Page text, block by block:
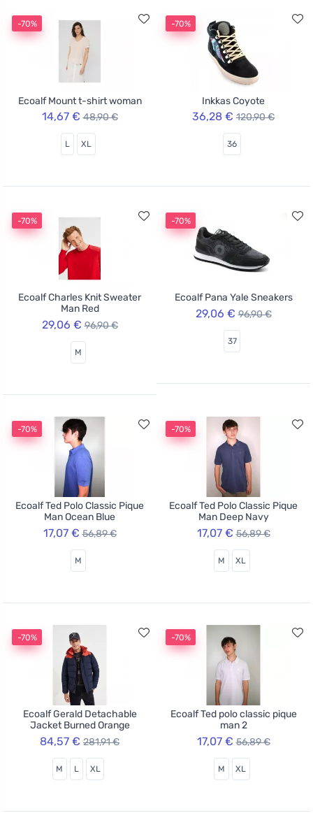
-70%
Ecoalf Mount t-shirt woman
14,67 € 48,90 €
L XL
-70%
Inkkas Coyote
36,28 € 120,90 €
36
-70%
Ecoalf Charles Knit Sweater
Man Red
29,06 € 96,90 €
M
-70%
Ecoalf Pana Yale Sneakers
29,06 € 96,90 €
37
-70%
Ecoalf Ted Polo Classic Pique
Man Ocean Blue
17,07 € 56,89 €
M
-70%
Ecoalf Ted Polo Classic Pique
Man Deep Navy
17,07 € 56,89 €
M XL
-70%
Ecoalf Gerald Detachable
Jacket Burned Orange
84,57 € 281,91 €
M L XL
-70%
Ecoalf Ted polo classic pique
man 2
17,07 € 56,89 €
M XL